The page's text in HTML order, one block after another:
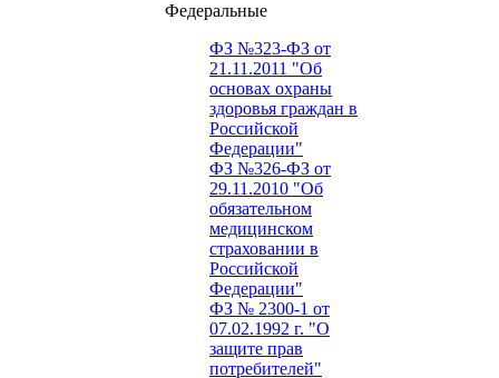
Федеральные
ФЗ №323-ФЗ от
21.11.2011 "Об
основах охраны
здоровья граждан в
Российской
Федерации"
ФЗ №326-ФЗ от
29.11.2010 "Об
обязательном
медицинском
страховании в
Российской
Федерации"
ФЗ № 2300-1 от
07.02.1992 г. "О
защите прав
потребителей"